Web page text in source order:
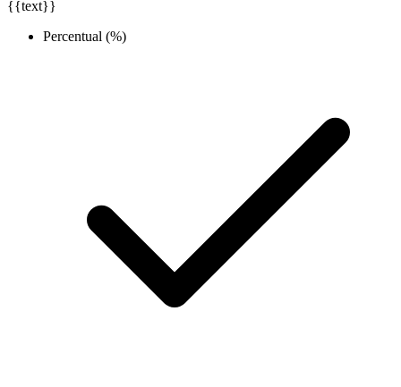
{{text}}
Percentual (%)